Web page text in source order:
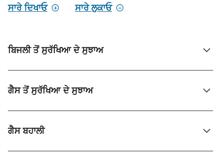
ਸਾਰੇ ਦਿਖਾਓ ਸਾਰੇ ਲੁਕਾਓ
ਬਿਜਲੀ ਤੋਂ ਸੁਰੱਖਿਆ ਦੇ ਸੁਝਾਅ
ਗੈਸ ਤੋਂ ਸੁਰੱਖਿਆ ਦੇ ਸੁਝਾਅ
ਗੈਸ ਬਹਾਲੀ